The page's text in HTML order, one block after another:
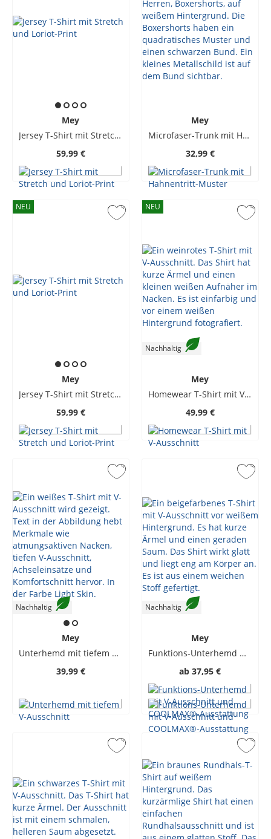
Mey
Jersey T-Shirt mit Stretch und Loriot-Print
59,99 €
Mey
Microfaser-Trunk mit Hahnentritt-Muster
32,99 €
NEU
Mey
Jersey T-Shirt mit Stretch und Loriot-Print
59,99 €
NEU
Nachhaltig
Mey
Homewear T-Shirt mit V-Ausschnitt
49,99 €
Nachhaltig
Mey
Unterhemd mit tiefem V-Ausschnitt
39,99 €
Nachhaltig
Mey
Funktions-Unterhemd mit V-Ausschnitt und COOLMAX®-Ausstattung
ab 37,95 €